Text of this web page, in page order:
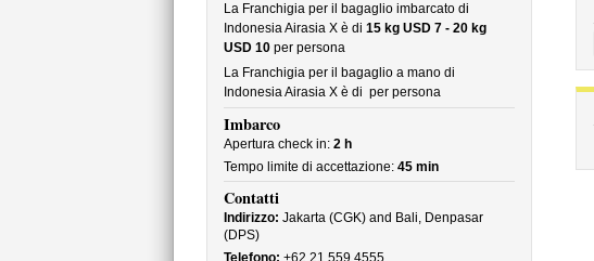
La Franchigia per il bagaglio imbarcato di
Indonesia Airasia X è di 15 kg USD 7 - 20 kg
USD 10per persona
La Franchigia per il bagaglio a mano di
Indonesia Airasia X è di per persona
Imbarco
Apertura check in: 2 h
Tempo limite di accettazione: 45 min
Contatti
Indirizzo: Jakarta (CGK) and Bali, Denpasar
(DPS)
Telefono: +62 21 559 4555